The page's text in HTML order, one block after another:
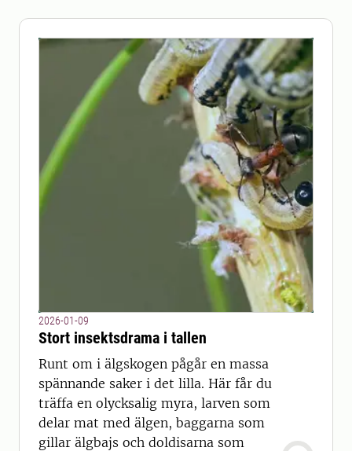
2026-01-09
Stort insektsdrama i tallen
Runt om i älgskogen pågår en massa
spännande saker i det lilla. Här får du
träffa en olycksalig myra, larven som
delar mat med älgen, baggarna som
gillar älgbajs och doldisarna som